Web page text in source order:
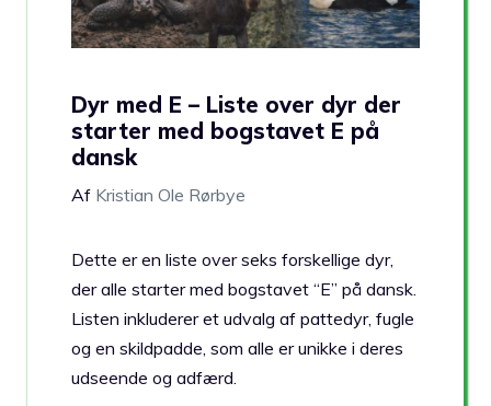
Dyr med E – Liste over dyr der
starter med bogstavet E på
dansk
Af Kristian Ole Rørbye
Dette er en liste over seks forskellige dyr,
der alle starter med bogstavet “E” på dansk.
Listen inkluderer et udvalg af pattedyr, fugle
og en skildpadde, som alle er unikke i deres
udseende og adfærd.